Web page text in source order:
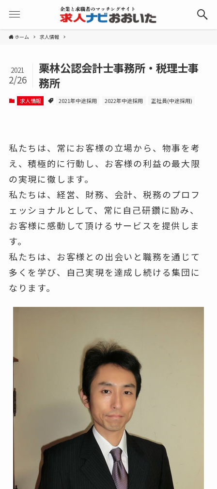
ホーム 求人情報
栗林公認会計士事務所・税理士事
務所
2021
2/26
求人情報 2021年中途採用 2022年中途採用 正社員(中途採用)
私たちは、常にお客様の立場から、物事を考
え、積極的に行動し、お客様の利益の最大限
の実現に徹します。
私たちは、経営、財務、会計、税務のプロフ
ェッショナルとして、常に自己研鑽に励み、
お客様に感動して頂けるサービスを提供しま
す。
私たちは、お客様との出会いと職務を通じて
多くを学び、自己実現を達成し続ける集団に
なります。